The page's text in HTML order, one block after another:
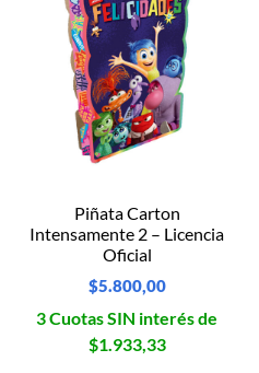
Piñata Carton
Intensamente 2 – Licencia
Oficial
$5.800,00
3 Cuotas SIN interés de
$1.933,33